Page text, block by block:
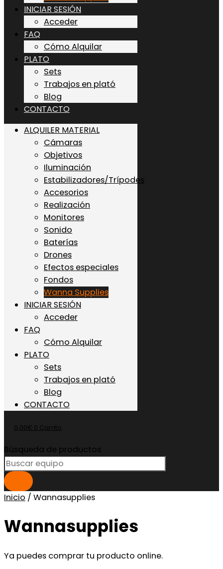
INICIAR SESIÓN
Acceder
FAQ
Cómo Alquilar
PLATO
Sets
Trabajos en plató
Blog
CONTACTO
ALQUILER MATERIAL
Cámaras
Objetivos
Iluminación
Estabilizadores/Trípodes
Accesorios
Realización
Monitores
Sonido
Baterías
Drones
Efectos especiales
Fondos
Wanna Supplies
INICIAR SESIÓN
Acceder
FAQ
Cómo Alquilar
PLATO
Sets
Trabajos en plató
Blog
CONTACTO
0,00€ 0 Carrito
Búsqueda de productos
Inicio / Wannasupplies
Wannasupplies
Ya puedes comprar tu producto online.